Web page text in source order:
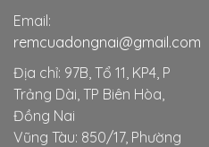
Email:
remcuadongnai@gmail.com
Địa chỉ: 97B, Tổ 11, KP4, P
Trảng Dài, TP Biên Hòa,
Đồng Nai
Vũng Tàu: 850/17, Phường